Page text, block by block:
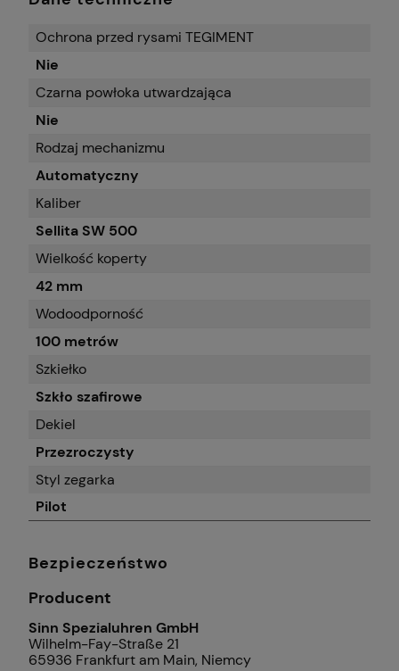
Ochrona przed rysami TEGIMENT
Nie
Czarna powłoka utwardzająca
Nie
Rodzaj mechanizmu
Automatyczny
Kaliber
Sellita SW 500
Wielkość koperty
42 mm
Wodoodporność
100 metrów
Szkiełko
Szkło szafirowe
Dekiel
Przezroczysty
Styl zegarka
Pilot
Bezpieczeństwo
Producent
Sinn Spezialuhren GmbH
Wilhelm-Fay-Straße 21
65936 Frankfurt am Main, Niemcy